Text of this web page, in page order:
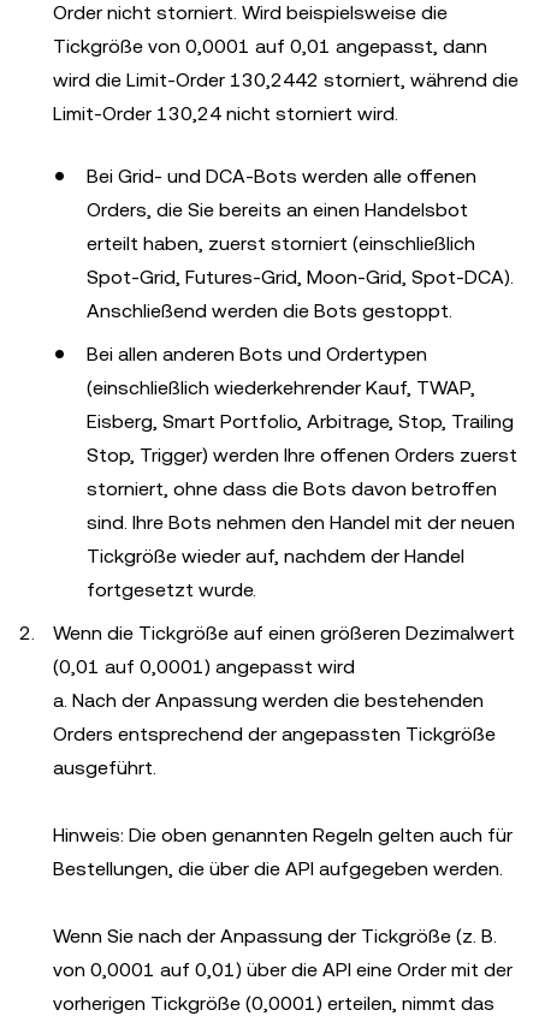
Order nicht storniert. Wird beispielsweise die
Tickgröße von 0,0001 auf 0,01 angepasst, dann
wird die Limit-Order 130,2442 storniert, während die
Limit-Order 130,24 nicht storniert wird.
Bei Grid- und DCA-Bots werden alle offenen
Orders, die Sie bereits an einen Handelsbot
erteilt haben, zuerst storniert (einschließlich
Spot-Grid, Futures-Grid, Moon-Grid, Spot-DCA).
Anschließend werden die Bots gestoppt.
Bei allen anderen Bots und Ordertypen
(einschließlich wiederkehrender Kauf, TWAP,
Eisberg, Smart Portfolio, Arbitrage, Stop, Trailing
Stop, Trigger) werden Ihre offenen Orders zuerst
storniert, ohne dass die Bots davon betroffen
sind. Ihre Bots nehmen den Handel mit der neuen
Tickgröße wieder auf, nachdem der Handel
fortgesetzt wurde.
Wenn die Tickgröße auf einen größeren Dezimalwert
(0,01 auf 0,0001) angepasst wird
a. Nach der Anpassung werden die bestehenden
Orders entsprechend der angepassten Tickgröße
ausgeführt.
Hinweis: Die oben genannten Regeln gelten auch für
Bestellungen, die über die API aufgegeben werden.
Wenn Sie nach der Anpassung der Tickgröße (z. B.
von 0,0001 auf 0,01) über die API eine Order mit der
vorherigen Tickgröße (0,0001) erteilen, nimmt das